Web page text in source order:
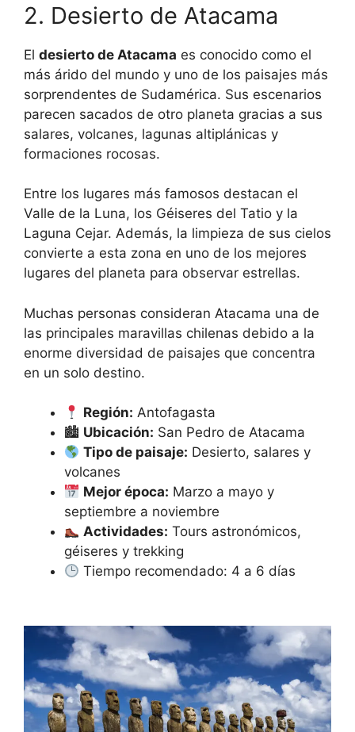
2. Desierto de Atacama
El desierto de Atacama es conocido como el
más árido del mundo y uno de los paisajes más
sorprendentes de Sudamérica. Sus escenarios
parecen sacados de otro planeta gracias a sus
salares, volcanes, lagunas altiplánicas y
formaciones rocosas.
Entre los lugares más famosos destacan el
Valle de la Luna, los Géiseres del Tatio y la
Laguna Cejar. Además, la limpieza de sus cielos
convierte a esta zona en uno de los mejores
lugares del planeta para observar estrellas.
Muchas personas consideran Atacama una de
las principales maravillas chilenas debido a la
enorme diversidad de paisajes que concentra
en un solo destino.
Región: Antofagasta
🏙 Ubicación: San Pedro de Atacama
Tipo de paisaje: Desierto, salares y
volcanes
Mejor época: Marzo a mayo y
septiembre a noviembre
Actividades: Tours astronómicos,
géiseres y trekking
Tiempo recomendado: 4 a 6 días